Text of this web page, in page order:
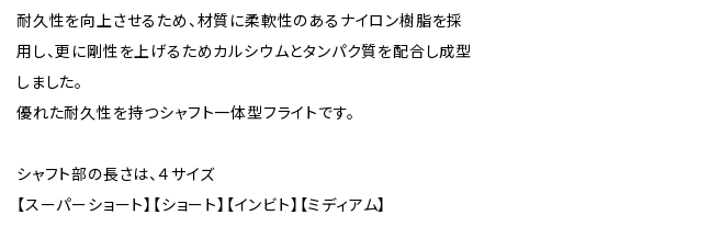
耐久性を向上させるため、材質に柔軟性のあるナイロン樹脂を採
用し、更に剛性を上げるためカルシウムとタンパク質を配合し成型
しました。
優れた耐久性を持つシャフト一体型フライトです。
シャフト部の長さは、４サイズ
【スーパーショート】【ショート】【インビト】【ミディアム】